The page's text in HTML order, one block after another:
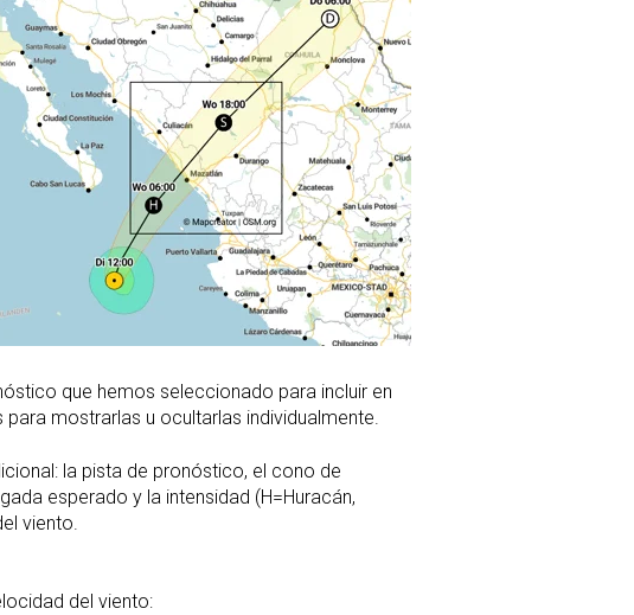
que hemos seleccionado para incluir en
mostrarlas u ocultarlas individualmente.
la pista de pronóstico, el cono de
esperado y la intensidad (H=Huracán,
viento.
del viento: